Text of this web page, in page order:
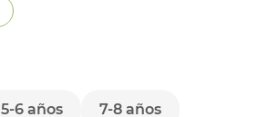
5-6 años
7-8 años